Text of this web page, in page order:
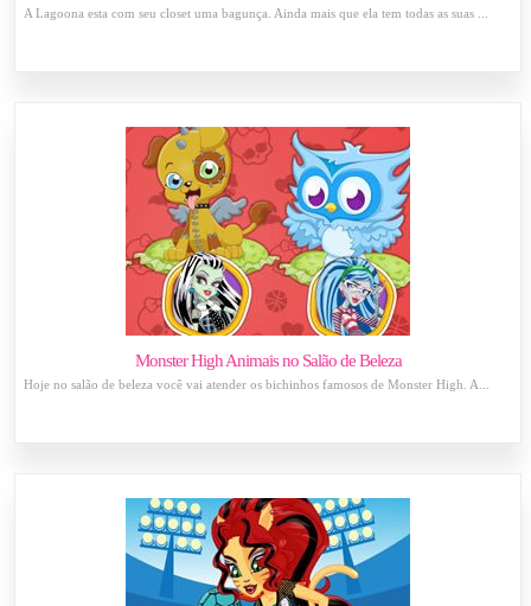
A Lagoona esta com seu closet uma bagunça. Ainda mais que ela tem todas as suas ...
Monster High Animais no Salão de Beleza
Hoje no salão de beleza você vai atender os bichinhos famosos de Monster High. A...